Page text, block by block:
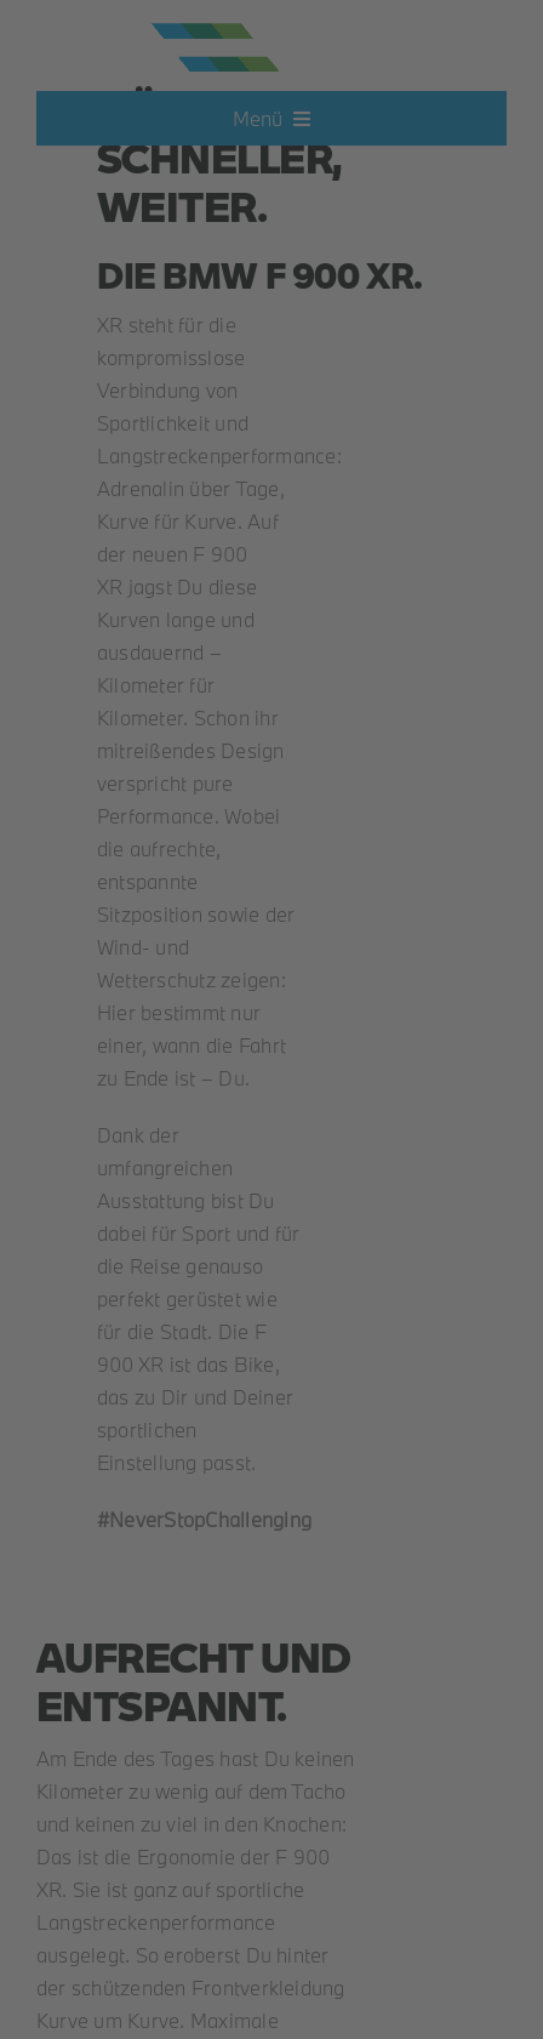
Menü
Neufahrzeuge
Elektroautos
Gebrauchtwagen
Motorrad
Roller
Unternehmen
Kontakt
HÖHER,
SCHNELLER,
WEITER.
DIE BMW F 900 XR.
XR steht für die
kompromisslose
Verbindung von
Sportlichkeit und
Langstreckenperformance:
Adrenalin über Tage,
Kurve für Kurve. Auf
der neuen F 900
XR jagst Du diese
Kurven lange und
ausdauernd –
Kilometer für
Kilometer. Schon ihr
mitreißendes Design
verspricht pure
Performance. Wobei
die aufrechte,
entspannte
Sitzposition sowie der
Wind- und
Wetterschutz zeigen:
Hier bestimmt nur
einer, wann die Fahrt
zu Ende ist – Du.
Dank der
umfangreichen
Ausstattung bist Du
dabei für Sport und für
die Reise genauso
perfekt gerüstet wie
für die Stadt. Die F
900 XR ist das Bike,
das zu Dir und Deiner
sportlichen
Einstellung passt.
#NeverStopChallenging
AUFRECHT UND
ENTSPANNT.
Am Ende des Tages hast Du keinen
Kilometer zu wenig auf dem Tacho
und keinen zu viel in den Knochen:
Das ist die Ergonomie der F 900
XR. Sie ist ganz auf sportliche
Langstreckenperformance
ausgelegt. So eroberst Du hinter
der schützenden Frontverkleidung
Kurve um Kurve. Maximale